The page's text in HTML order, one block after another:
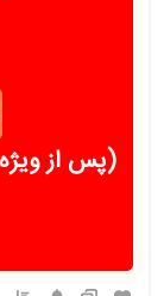
(پس از